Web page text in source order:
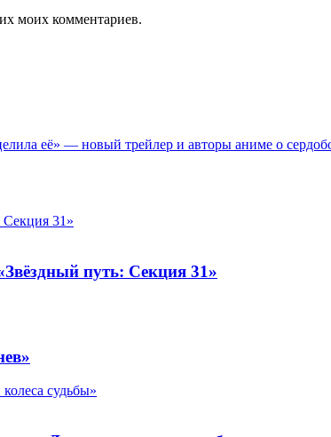
моих комментариев.
её» — новый трейлер и авторы аниме о
31»
путь: Секция 31»
судьбы»